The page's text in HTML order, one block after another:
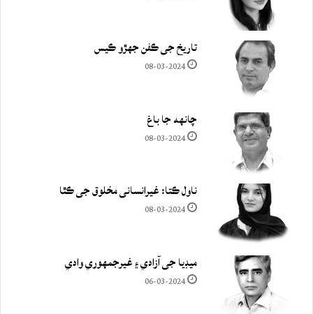
تاريخ جي ڪفن جھڙو ڪيس
08-03-2024
چانهه جا باغ
08-03-2024
ناول ڪتا: غيرانساني مخلوق جي ڪٿا
08-03-2024
ميڊيا جي آزادي ۽ غيرجمھوري وادي
06-03-2024